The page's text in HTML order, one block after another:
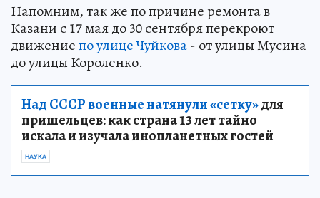
Напомним, так же по причине ремонта в
Казани с 17 мая до 30 сентября перекроют
движениепо улице Чуйкова- от улицы Мусина
до улицы Короленко.
Над СССР военные натянули «сетку»для
пришельцев: как страна 13 лет тайно
искала и изучала инопланетных гостей
НАУКА